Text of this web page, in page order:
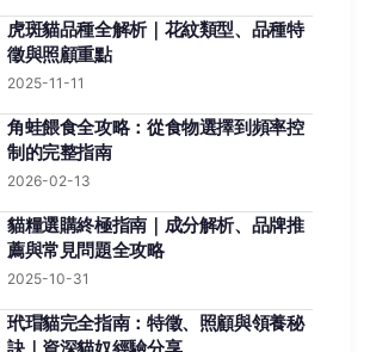
虎斑貓品種全解析｜花紋類型、品種特
徵與照顧重點
2025-11-11
角蛙餵食全攻略：從食物選擇到頻率控
制的完整指南
2026-02-13
貓糧選購終極指南｜成分解析、品牌推
薦與常見問題全攻略
2025-10-31
玳瑁貓完全指南：特徵、照顧與領養秘